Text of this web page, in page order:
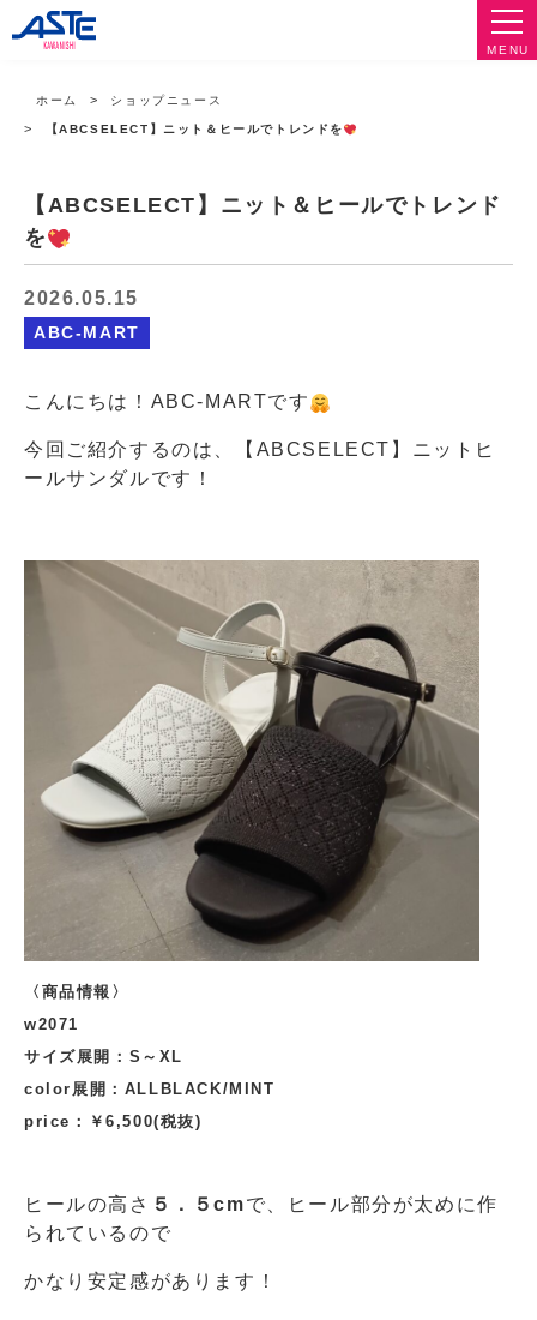
MENU
ホーム ショップニュース
【ABCSELECT】ニット＆ヒールでトレンドを
【ABCSELECT】ニット＆ヒールでトレンド
を
2026.05.15
ABC-MART
こんにちは！ABC-MARTです
今回ご紹介するのは、【ABCSELECT】ニットヒ
ールサンダルです！
〈商品情報〉
w2071
サイズ展開：S～XL
color展開：ALLBLACK/MINT
price：￥6,500(税抜)
ヒールの高さ ５．５cmで、ヒール部分が太めに作
られているので
かなり安定感があります！